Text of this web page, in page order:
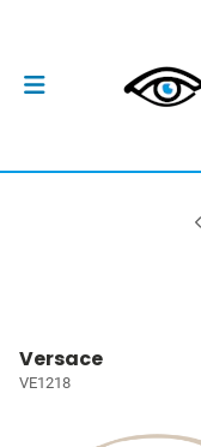
Versace
VE1218